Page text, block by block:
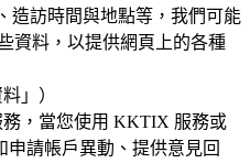
造訪時間與地點等，我們可能
資料，以提供網頁上的各種
」）
，當您使用 KKTIX 服務或
申請帳戶異動、提供意見回